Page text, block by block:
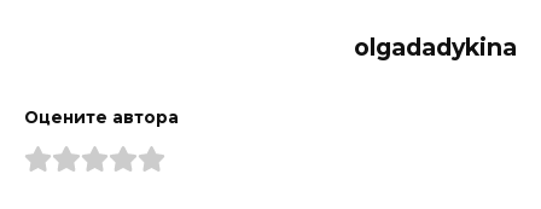
olgadadykina
Оцените автора